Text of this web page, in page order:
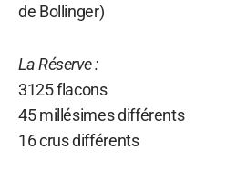
de Bollinger)
La Réserve :
3125 flacons
45 millésimes différents
16 crus différents